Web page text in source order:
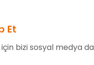
Et
bizi sosyal medya da